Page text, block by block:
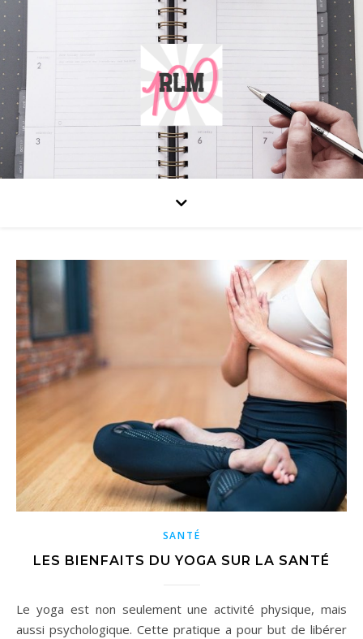
SANTÉ
LES BIENFAITS DU YOGA SUR LA SANTÉ
Le yoga est non seulement une activité physique, mais
aussi psychologique. Cette pratique a pour but de libérer